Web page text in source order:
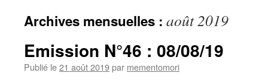
au
contenu
Archives mensuelles : août 2019
Emission N°46 : 08/08/19
Publié le21 août 2019par mementomori